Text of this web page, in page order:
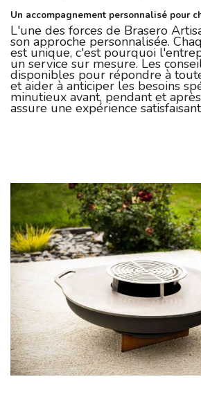
Un accompagnement personnalisé pour
L'une des forces de Brasero
son approche personnalisée.
est unique, c'est pourquoi
un service sur mesure. Les
disponibles pour répondre à
et aider à anticiper les besoins
minutieux avant, pendant et
assure une expérience